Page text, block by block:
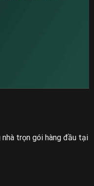
trọn gói hàng đầu tại